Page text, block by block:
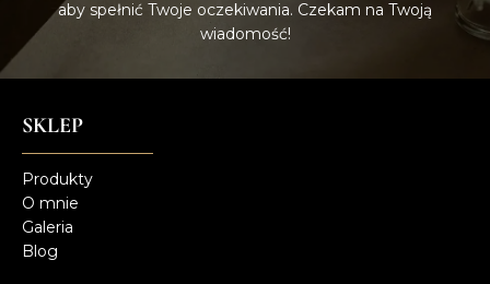
aby spełnić Twoje oczekiwania. Czekam na Twoją
wiadomość!
SKLEP
Produkty
O mnie
Galeria
Blog